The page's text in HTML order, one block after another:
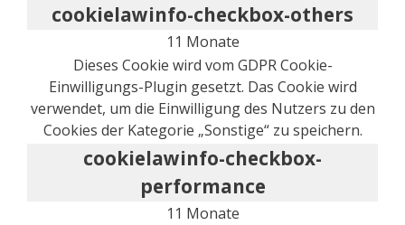
cookielawinfo-checkbox-others
11 Monate
Dieses Cookie wird vom GDPR Cookie-
Einwilligungs-Plugin gesetzt. Das Cookie wird
verwendet, um die Einwilligung des Nutzers zu den
Cookies der Kategorie „Sonstige“ zu speichern.
cookielawinfo-checkbox-
performance
11 Monate